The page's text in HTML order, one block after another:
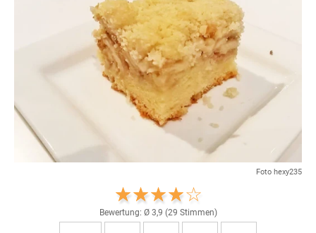
Foto hexy235
Bewertung: Ø 3,9 (29 Stimmen)